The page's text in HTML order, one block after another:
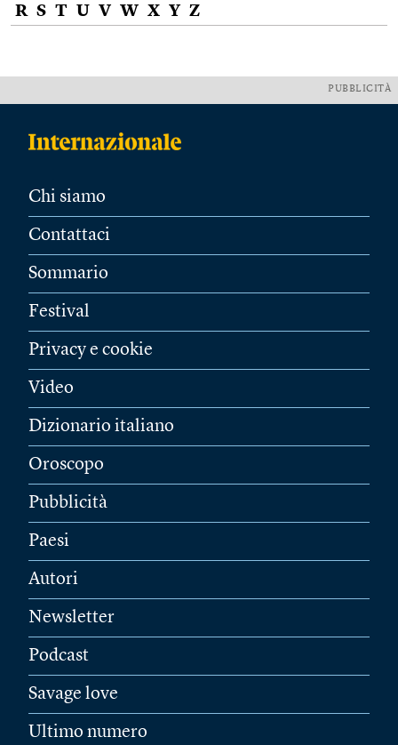
R S T U V W X Y Z
PUBBLICITÀ
Chi siamo
Contattaci
Sommario
Festival
Privacy e cookie
Video
Dizionario italiano
Oroscopo
Pubblicità
Paesi
Autori
Newsletter
Podcast
Savage love
Ultimo numero